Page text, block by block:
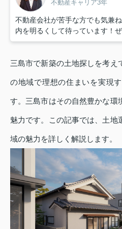
不動産キャリア3年
不動産会社が苦手な方でも気兼
内を明るくして待っています！
三島市で新築の土地探しを考え
の地域で理想の住まいを実現
す。三島市はその自然豊かな環
魅力です。この記事では、土地
域の魅力を詳しく解説します。